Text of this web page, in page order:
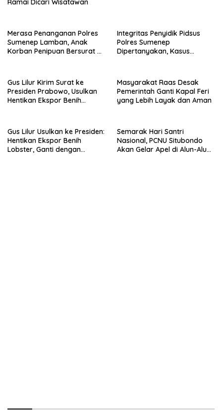
Ramai Dicari Wisatawan
Merasa Penanganan Polres
Sumenep Lamban, Anak
Korban Penipuan Bersurat ke
Integritas Penyidik Pidsus
Polres Sumenep
Dipertanyakan, Kasus
Kepastian
Gus Lilur Kirim Surat ke
Presiden Prabowo, Usulkan
Hentikan Ekspor Benih
Masyarakat Raas Desak
Pemerintah Ganti Kapal Feri
yang Lebih Layak dan Aman
Gus Lilur Usulkan ke Presiden:
Hentikan Ekspor Benih
Lobster, Ganti dengan
Semarak Hari Santri
Nasional, PCNU Situbondo
Akan Gelar Apel di Alun-Alun